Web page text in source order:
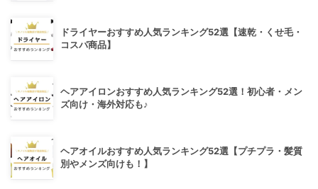
ドライヤーおすすめ人気ランキング52選【速乾・くせ毛・
コスパ商品】
ヘアアイロンおすすめ人気ランキング52選！初心者・メン
ズ向け・海外対応も♪
ヘアオイルおすすめ人気ランキング52選【プチプラ・髪質
別やメンズ向けも！】